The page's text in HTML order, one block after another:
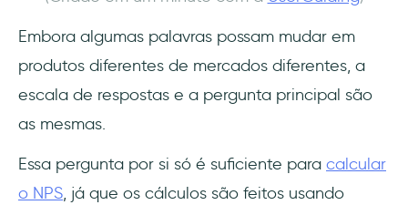
Embora algumas palavras possam mudar em
produtos diferentes de mercados diferentes, a
escala de respostas e a pergunta principal são
as mesmas.
Essa pergunta por si só é suficiente para calcular
o NPS, já que os cálculos são feitos usando